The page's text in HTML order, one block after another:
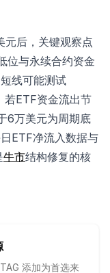
元后，关键观察点
位与永续合约资金
线可能测试
ETF资金流出节
6万美元为周期底
ETF净流入数据与
牛市结构修复的核
添加为首选来